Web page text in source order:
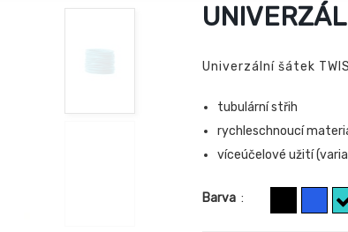
Univerzální šátek
tubulární střih
rychleschnoucí
víceúčelové užití
Barva :